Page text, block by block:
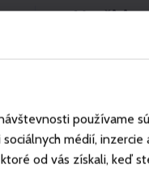
používame
médií,
od vás získali, keď
Využitie
Starý